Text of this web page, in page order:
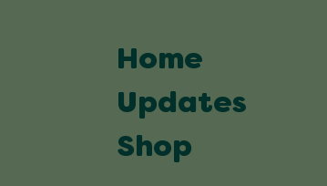
Home
Updates
Shop